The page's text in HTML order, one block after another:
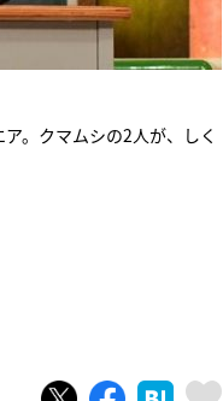
。クマムシの2人が、しく
ツイートシェア はてブ